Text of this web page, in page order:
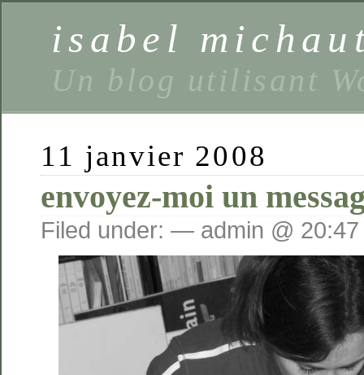
isabel
Un blog utilisant
11 janvier 2008
envoyez-moi un
Filed under: — admin @ 20:47